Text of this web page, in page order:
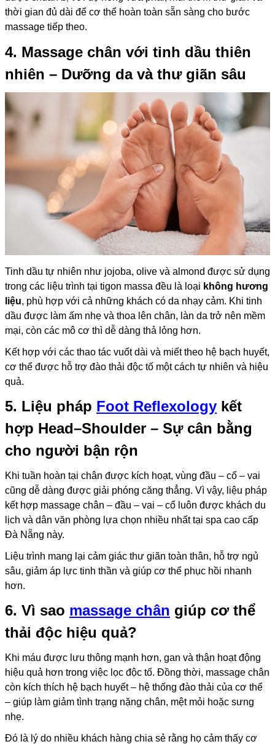
thời gian đủ dài để cơ thể hoàn toàn sẵn sàng cho bước
massage tiếp theo.
4. Massage chân với tinh dầu thiên
nhiên – Dưỡng da và thư giãn sâu
Tinh dầu tự nhiên như jojoba, olive và almond được sử dụng
trong các liệu trình tại tigon massa đều là loại không hương
liệu, phù hợp với cả những khách có da nhạy cảm. Khi tinh
dầu được làm ấm nhẹ và thoa lên chân, làn da trở nên mềm
mại, còn các mô cơ thì dễ dàng thả lỏng hơn.
Kết hợp với các thao tác vuốt dài và miết theo hệ bạch huyết,
cơ thể được hỗ trợ đào thải độc tố một cách tự nhiên và hiệu
quả.
5. Liệu pháp Foot Reflexology kết
hợp Head–Shoulder – Sự cân bằng
cho người bận rộn
Khi tuần hoàn tại chân được kích hoạt, vùng đầu – cổ – vai
cũng dễ dàng được giải phóng căng thẳng. Vì vậy, liệu pháp
kết hợp massage chân – đầu – vai – cổ luôn được khách du
lịch và dân văn phòng lựa chọn nhiều nhất tại spa cao cấp
Đà Nẵng này.
Liệu trình mang lại cảm giác thư giãn toàn thân, hỗ trợ ngủ
sâu, giảm áp lực tinh thần và giúp cơ thể phục hồi nhanh
hơn.
6. Vì sao massage chân giúp cơ thể
thải độc hiệu quả?
Khi máu được lưu thông mạnh hơn, gan và thận hoạt động
hiệu quả hơn trong việc lọc độc tố. Đồng thời, massage chân
còn kích thích hệ bạch huyết – hệ thống đào thải của cơ thể
– giúp làm giảm tình trạng nặng chân, mệt mỏi hoặc sưng
nhẹ.
Đó là lý do nhiều khách hàng chia sẻ rằng họ cảm thấy cơ